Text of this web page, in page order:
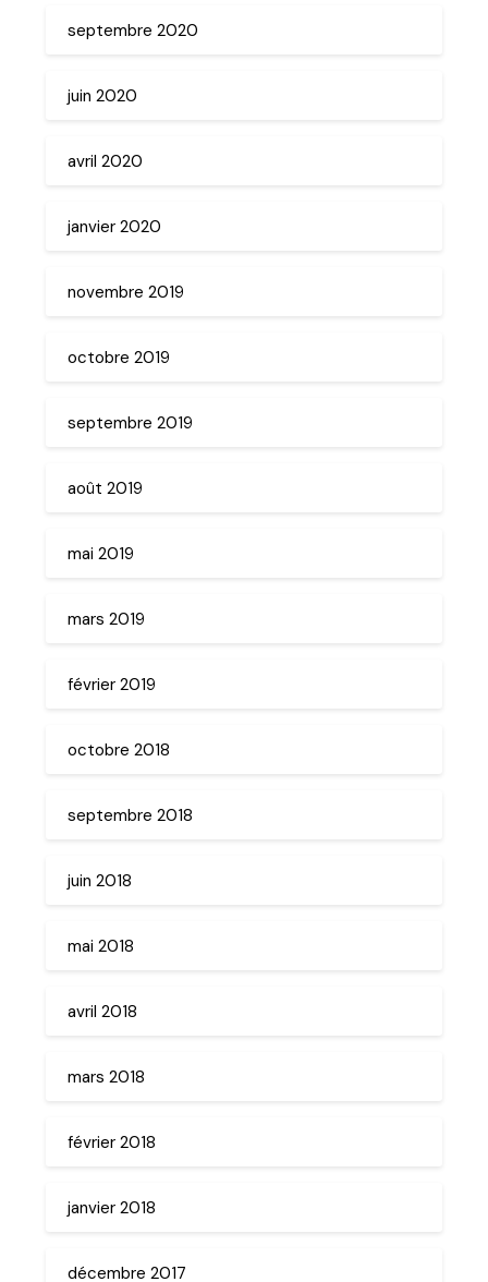
septembre 2020
juin 2020
avril 2020
janvier 2020
novembre 2019
octobre 2019
septembre 2019
août 2019
mai 2019
mars 2019
février 2019
octobre 2018
septembre 2018
juin 2018
mai 2018
avril 2018
mars 2018
février 2018
janvier 2018
décembre 2017